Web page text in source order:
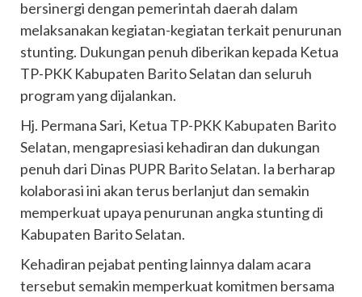
bersinergi dengan pemerintah daerah dalam
melaksanakan kegiatan-kegiatan terkait penurunan
stunting. Dukungan penuh diberikan kepada Ketua
TP-PKK Kabupaten Barito Selatan dan seluruh
program yang dijalankan.
Hj. Permana Sari, Ketua TP-PKK Kabupaten Barito
Selatan, mengapresiasi kehadiran dan dukungan
penuh dari Dinas PUPR Barito Selatan. Ia berharap
kolaborasi ini akan terus berlanjut dan semakin
memperkuat upaya penurunan angka stunting di
Kabupaten Barito Selatan.
Kehadiran pejabat penting lainnya dalam acara
tersebut semakin memperkuat komitmen bersama